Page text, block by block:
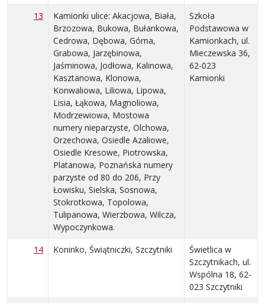
13
Kamionki ulice: Akacjowa, Biała,
Brzozowa, Bukowa, Bułankowa,
Cedrowa, Dębowa, Górna,
Grabowa, Jarzębinowa,
Jaśminowa, Jodłowa, Kalinowa,
Kasztanowa, Klonowa,
Konwaliowa, Liliowa, Lipowa,
Lisia, Łąkowa, Magnoliowa,
Modrzewiowa, Mostowa
numery nieparzyste, Olchowa,
Orzechowa, Osiedle Azaliowe,
Osiedle Kresowe, Piotrowska,
Platanowa, Poznańska numery
parzyste od 80 do 206, Przy
Łowisku, Sielska, Sosnowa,
Stokrotkowa, Topolowa,
Tulipanowa, Wierzbowa, Wilcza,
Wypoczynkowa.
Szkoła
Podstawowa w
Kamionkach, ul.
Mieczewska 36,
62-023
Kamionki
14 Koninko, Świątniczki, Szczytniki
Świetlica w
Szczytnikach, ul.
Wspólna 18, 62-
023 Szczytniki